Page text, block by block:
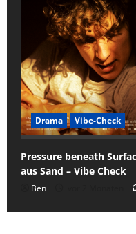
Drama Vibe-Check
Pressure beneath
aus Sand – Vibe Check
Ben